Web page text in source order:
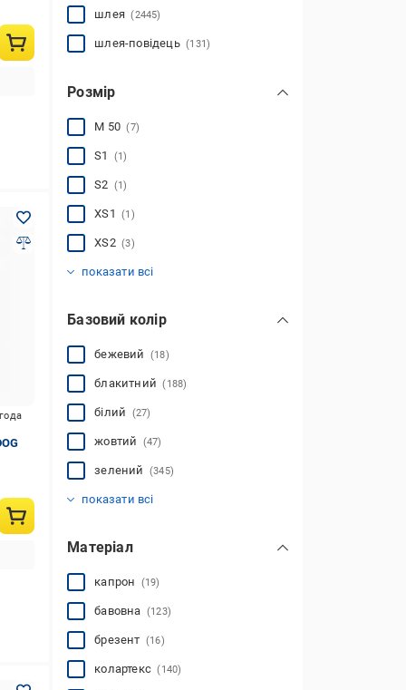
шлея(2445)
шлея-повідець(131)
Розмір
M 50(7)
S1 (1)
S2 (1)
XS1(1)
XS2(3)
показати всі
Базовий колір
бежевий (18)
блакитний(188)
білий (27)
жовтий (47)
зелений (345)
показати всі
Матеріал
капрон (19)
бавовна (123)
брезент (16)
колартекс(140)